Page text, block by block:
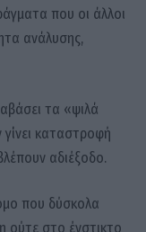
που οι άλλοι
ανάλυσης,
τα «ψιλά
καταστροφή
αδιέξοδο.
που δύσκολα
ούτε στο ένστικτο